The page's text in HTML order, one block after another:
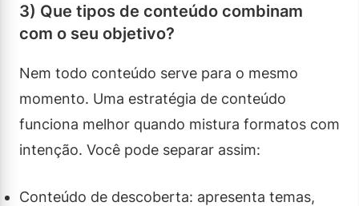
3) Que tipos de conteúdo combinam
com o seu objetivo?
Nem todo conteúdo serve para o mesmo
momento. Uma estratégia de conteúdo
funciona melhor quando mistura formatos com
intenção. Você pode separar assim:
Conteúdo de descoberta: apresenta temas,